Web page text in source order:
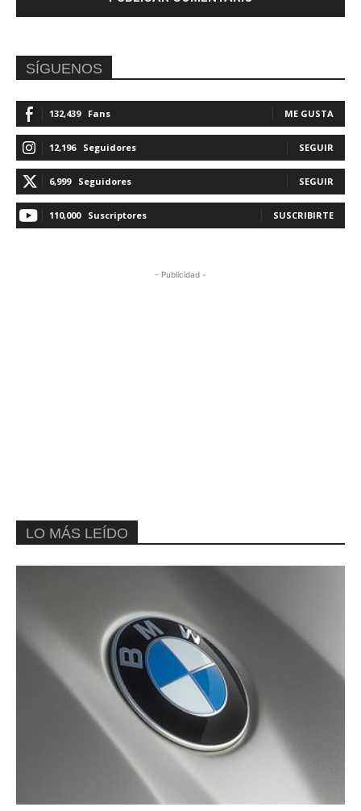
SÍGUENOS
132,439 Fans ME GUSTA
12,196 Seguidores SEGUIR
6,999 Seguidores SEGUIR
110,000 Suscriptores SUSCRIBIRTE
- Publicidad -
LO MÁS LEÍDO